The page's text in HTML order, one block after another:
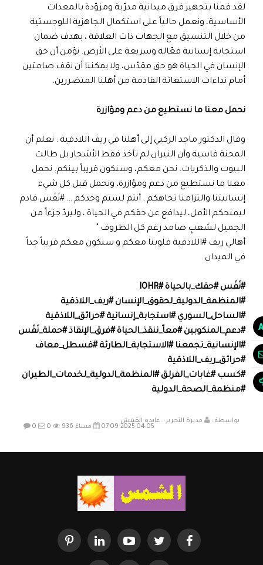
لقد قمنا بتجهيز فرق ميدانية مدرّبة ومزوّدة بالمعدات
الأساسية، ونعمل حالياً على استكمال الجاهزية اللوجستية
من خلال التنسيق مع الجهات ذات العلاقة ، بهدف ضمان
استجابة إنسانية فعّالة وسريعة على الأرض. نؤمن أن حق
الإنسان في الحياة هو حق مقدّس، ولا يمكننا أن نقف صامتين
أمام نداءات الاستغاثة القادمة من أهلنا المتضررين.
نحمل معنا ما نستطيع من دعم ومؤازرة
وقال الدكتور ماجد الركبي إلى أهلنا في ريف اللاذقية : نعلم أن
المحنة قاسية وأن النيران لم تأخذ فقط الأشجار بل طالت
البيوت والذكريات. نحن معكم، وسنكون قريباً بينكم. نحمل
معنا ما نستطيع من دعم ومؤازرة، ونحمل قبل كل شيء
إنسانيتنا والتزامنا تجاهكم . أنتم لستم وحدكم … #نَفَس قادم
ليمنحكم الأمل، ليدافع عن حقكم في الحياة ، وليردّ جزءاً من
الجميل لشعبٍ صامد رغم كل الظروف "
أهالي ريف #اللاذقية قلوبنا معكم و سنكون معكم قريباً جداً
في الميدان .
#نَفَس #حقك_بالحياة #IOHR
#المنظمة_الدولية_لحقوق_الإنسان #ريف_اللاذقية
#الساحل_السوري #استجابة_إنسانية #حرائق_اللاذقية
#دعم_المنكوبين #معاً_ننقذ_الحياة #فرق_الإنقاذ #حملة_نَفَس
#الإنسانية_تجمعنا #الاستجابة_الطارئة #قسطل_معاف
#حرائق_ريف_اللاذقية
#كسب #غابات_الفرلق #المنظمة_الدولية_لخدمات_الطيران
#منظمة_الصحة_الدولية
بواسطة :
مديرة التحرير ..عايده القمش
07-09-2025 04:05 مساءً
0 0 936